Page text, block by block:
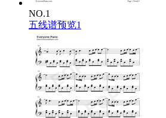
What if our love it never went away
What if it's lost behind words we could
Baby before it's too late
What about now
Now that we're here
Now that we've come this far
Just hold on
There is nothing to fear
For I am right beside you
For all my life
NO.1
五线谱预览1